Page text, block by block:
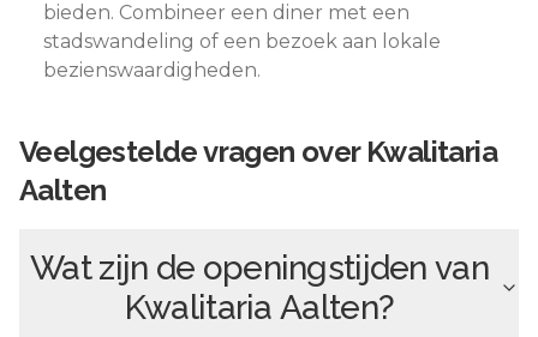
bieden. Combineer een diner met een
stadswandeling of een bezoek aan lokale
bezienswaardigheden.
Veelgestelde vragen over Kwalitaria
Aalten
Wat zijn de openingstijden van
Kwalitaria Aalten?